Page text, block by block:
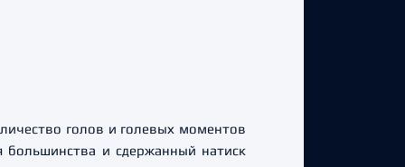
голов и голевых моментов
и сдержанный натиск